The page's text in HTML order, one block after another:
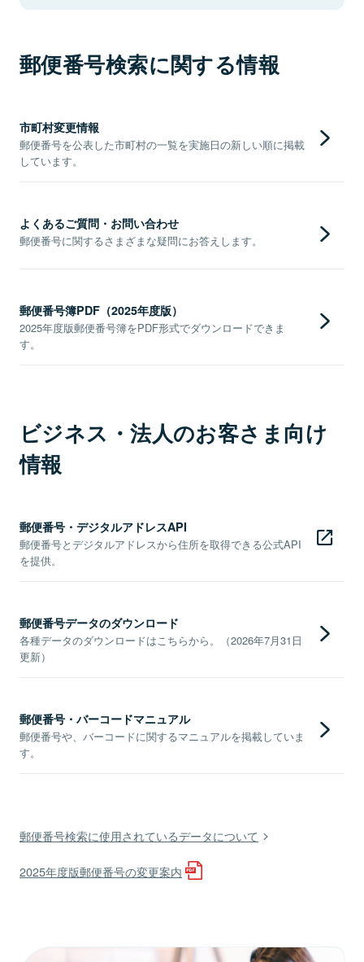
郵便番号検索に関する情報
市町村変更情報
郵便番号を公表した市町村の一覧を実施日の新しい順に掲載
しています。
よくあるご質問・お問い合わせ
郵便番号に関するさまざまな疑問にお答えします。
郵便番号簿PDF（2025年度版）
2025年度版郵便番号簿をPDF形式でダウンロードできま
す。
ビジネス・法人のお客さま向け
情報
郵便番号・デジタルアドレスAPI
郵便番号とデジタルアドレスから住所を取得できる公式API
を提供。
郵便番号データのダウンロード
各種データのダウンロードはこちらから。（2026年7月31日
更新）
郵便番号・バーコードマニュアル
郵便番号や、バーコードに関するマニュアルを掲載していま
す。
郵便番号検索に使用されているデータについて
2025年度版郵便番号の変更案内